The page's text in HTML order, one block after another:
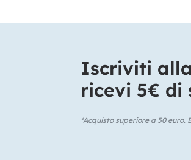
Iscriviti
ricevi 5€ di
*Acquisto superiore a 50 euro.